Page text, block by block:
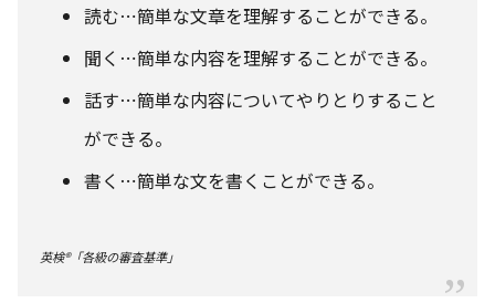
読む⋯簡単な文章を理解することができる。
聞く⋯簡単な内容を理解することができる。
話す⋯簡単な内容についてやりとりすること
ができる。
書く⋯簡単な文を書くことができる。
英検®「各級の審査基準」